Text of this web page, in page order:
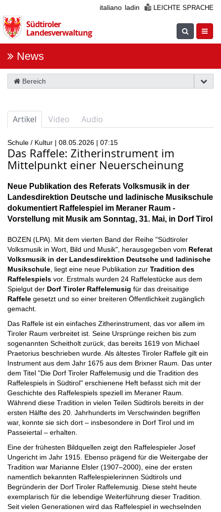
Sie
die
Navigation
italiano ladin LEICHTE SPRACHE
Südtiroler
Landesverwaltung
Suche
News
Bereich
Artikel Video Audio
Schule / Kultur | 08.05.2026 | 07:15
Das Raffele: Zitherinstrument im
Mittelpunkt einer Neuerscheinung
Neue Publikation des Referats Volksmusik in der
Landesdirektion Deutsche und ladinische Musikschule
dokumentiert Raffelespiel im Meraner Raum -
Vorstellung mit Musik am Sonntag, 31. Mai, in Dorf Tirol
BOZEN (LPA). Mit dem vierten Band der Reihe "Südtiroler
Volksmusik in Wort, Bild und Musik", herausgegeben vom Referat
Volksmusik in der Landesdirektion Deutsche und ladinische
Musikschule , liegt eine neue Publikation zur Tradition des
Raffelespiels vor. Erstmals wurden 24 Raffelestücke aus dem
Spielgut der Dorf Tiroler Raffelemusig für das dreisaitige
Raffele gesetzt und so einer breiteren Öffentlichkeit zugänglich
gemacht.
Das Raffele ist ein einfaches Zitherinstrument, das vor allem im
Tiroler Raum verbreitet ist. Seine Ursprünge reichen bis zum
sogenannten Scheitholt zurück, das bereits 1619 von Michael
Praetorius beschrieben wurde. Als ältestes Tiroler Raffele gilt ein
Instrument aus dem Jahr 1675 aus dem Brixner Raum. Das unter
dem Titel "Die Dorf Tiroler Raffelemusig und die Tradition des
Raffelespiels in Südtirol" erschienene Heft befasst sich mit der
Geschichte des Raffelespiels speziell im Meraner Raum.
Während diese Tradition in vielen Teilen Südtirols bereits in der
ersten Hälfte des 20. Jahrhunderts im Verschwinden begriffen
war, konnte sie sich dort – insbesondere in Dorf Tirol und im
Passeiertal – erhalten.
Eine der frühesten Bildquellen zeigt den Raffelespieler Josef
Ungericht im Jahr 1915. Ebenso prägend für die Weitergabe der
Tradition war Marianne Elsler (1907–2000), eine der ersten
namentlich bekannten Raffelespielerinnen Südtirols und
Begründerin der Dorf Tiroler Raffelemusig. Diese steht heute
exemplarisch für die lebendige Weiterführung dieser Tradition.
Seit vielen Generationen wird das Raffelespiel in wechselnden